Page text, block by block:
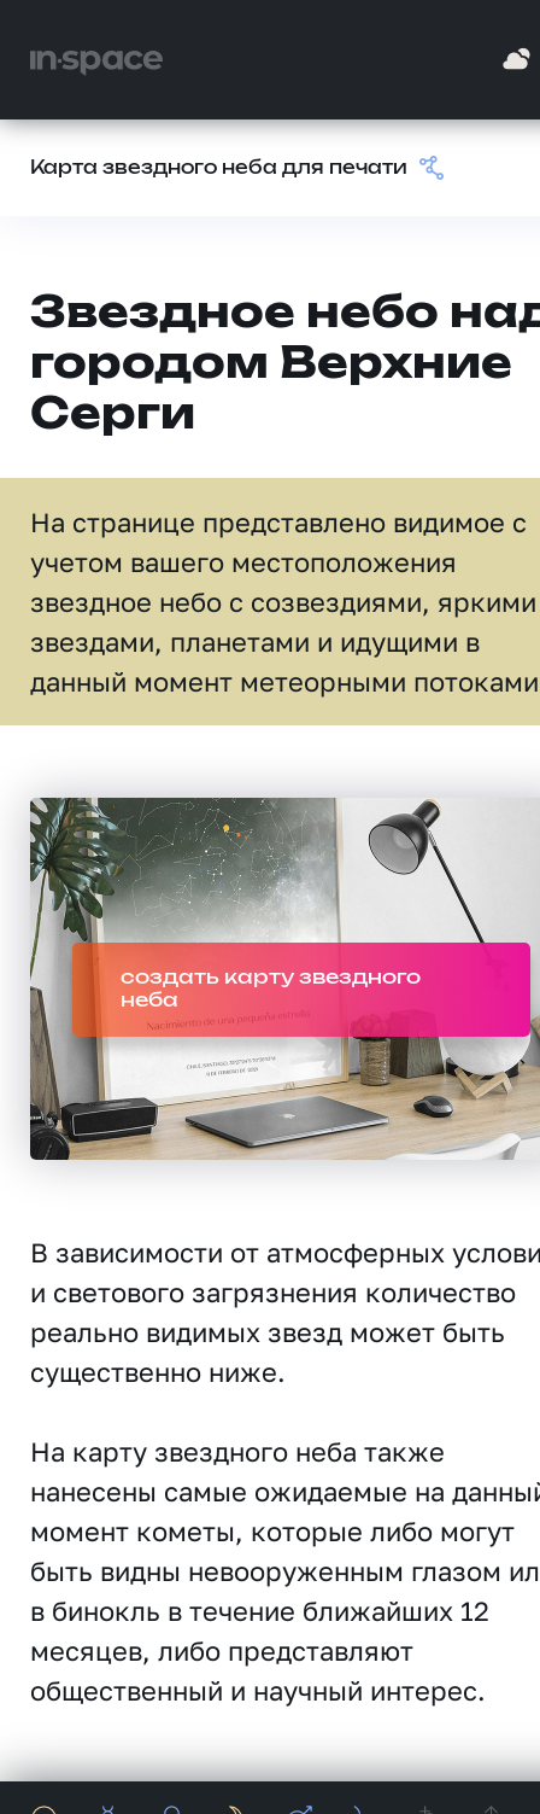
Карта звездного неба для печати
Звездное небо
городом Верхние
Серги
На странице представлено видимое c
учетом вашего местоположения
звездное небо c созвездиями, яркими
звездами, планетами и идущими в
данный момент метеорными
создать карту звездного
неба
В зависимости от атмосферных
и светового загрязнения количество
реально видимых звезд может быть
существенно ниже.
На карту звездного неба также
нанесены самые ожидаемые на
момент кометы, которые либо могут
быть видны невооруженным глазом
в бинокль в течение ближайших 12
месяцев, либо представляют
общественный и научный интерес.